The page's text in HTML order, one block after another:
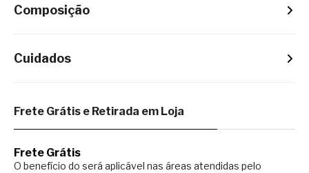
Composição
Cuidados
Frete Grátis e Retirada em Loja
Frete Grátis
O benefício do será aplicável nas áreas atendidas pelo